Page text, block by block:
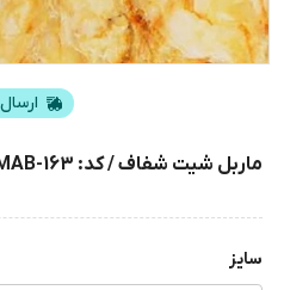
ماربل شیت شفاف / کد: MAB-163
سایز